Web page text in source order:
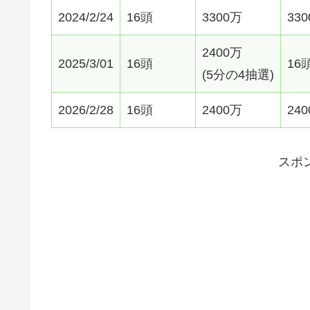
2024/2/24 16頭 3300万
2025/3/01 16頭
2400万
(5分の4抽選)
16
2026/2/28 16頭 2400万
スポ